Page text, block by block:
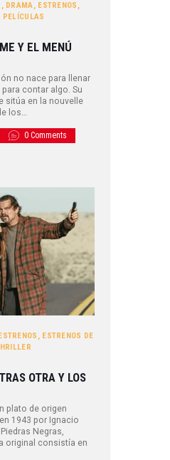
, DRAMA, ESTRENOS ,
PELÍCULAS
Y EL MENÚ
no nace para llenar
contar algo. Su
sitúa en la nouvelle
los…
0 Comments
, ESTRENOS DE
OTRA Y LOS
plato de origen
1943 por Ignacio
Negras,
original consistía en